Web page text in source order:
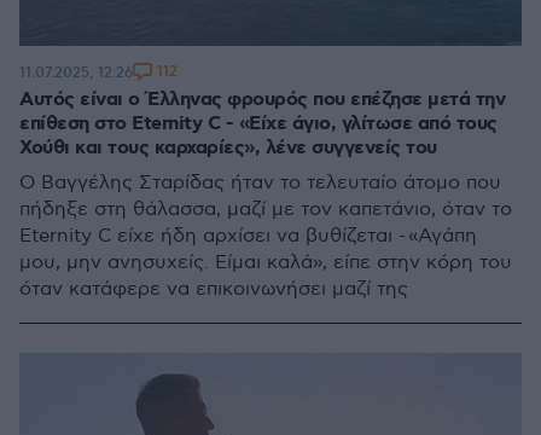
Αυτός είναι ο Έλληνας φρουρός που επέζησε μετά την
επίθεση στο Eternity C - «Είχε άγιο, γλίτωσε από τους
Χούθι και τους καρχαρίες», λένε συγγενείς του
O Βαγγέλης Σταρίδας ήταν το τελευταίο άτομο που
πήδηξε στη θάλασσα, μαζί με τον καπετάνιο, όταν το
Eternity C είχε ήδη αρχίσει να βυθίζεται - «Αγάπη
μου, μην ανησυχείς. Είμαι καλά», είπε στην κόρη του
όταν κατάφερε να επικοινωνήσει μαζί της
11.07.2025, 12:26 112